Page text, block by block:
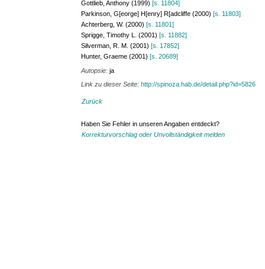
Gottlieb, Anthony (1999)[s. 11804]
Parkinson, G[eorge] H[enry] R[adcliffe (2000)[s. 11803]
Achterberg, W. (2000)[s. 11801]
Sprigge, Timothy L. (2001)[s. 11882]
Silverman, R. M. (2001)[s. 17852]
Hunter, Graeme (2001)[s. 20689]
Autopsie:ja
Link zu dieser Seite:http://spinoza.hab.de/detail.php?id=5826
Zurück
Haben Sie Fehler in unseren Angaben entdeckt?
Korrekturvorschlag oder Unvollständigkeit melden